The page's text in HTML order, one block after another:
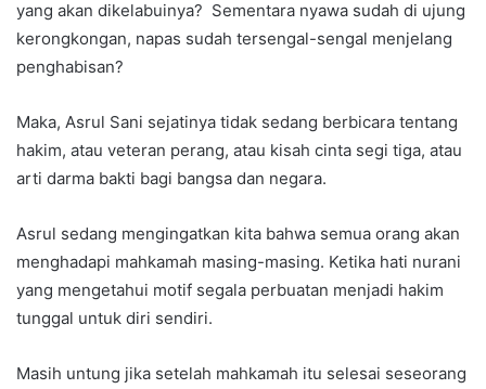
yang akan dikelabuinya? Sementara nyawa sudah di ujung
kerongkongan, napas sudah tersengal-sengal menjelang
penghabisan?
Maka, Asrul Sani sejatinya tidak sedang berbicara tentang
hakim, atau veteran perang, atau kisah cinta segi tiga, atau
arti darma bakti bagi bangsa dan negara.
Asrul sedang mengingatkan kita bahwa semua orang akan
menghadapi mahkamah masing-masing. Ketika hati nurani
yang mengetahui motif segala perbuatan menjadi hakim
tunggal untuk diri sendiri.
Masih untung jika setelah mahkamah itu selesai seseorang